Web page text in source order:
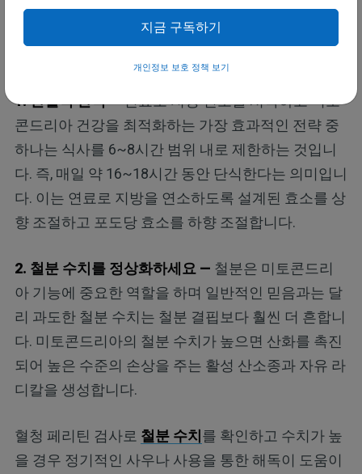
정상적인 미토콘드리아 기능을 촉진하고 암 회복할
가능성을 높이려면 다음과 같은 추가 간단한 전략을
1. 간헐적 단식—연료로 지방 연소를 시작하고 미토
콘드리아 건강을 최적화하는 가장 효과적인 전략 중
하나는 식사를 6~8시간 범위 내로 제한하는 것입니
다. 즉, 매일 약 16~18시간 동안 단식한다는 의미입니
다. 이는 연료로 지방을 연소하도록 설계된 효소를 상
향 조절하고 포도당 효소를 하향 조절합니다.
2. 철분 수치를 정상화하세요 — 철분은 미토콘드리
아 기능에 중요한 역할을 하며 일반적인 믿음과는 달
리 과도한 철분 수치는 철분 결핍보다 훨씬 더 흔합니
다. 미토콘드리아의 철분 수치가 높으면 산화를 촉진
되어 높은 수준의 손상을 주는 활성 산소종과 자유 라
디칼을 생성합니다.
혈청 페리틴 검사로 철분 수치를 확인하고 수치가 높
을 경우 정기적인 사우나 사용을 통한 해독이 도움이
지금 구독하기
개인정보 보호 정책 보기